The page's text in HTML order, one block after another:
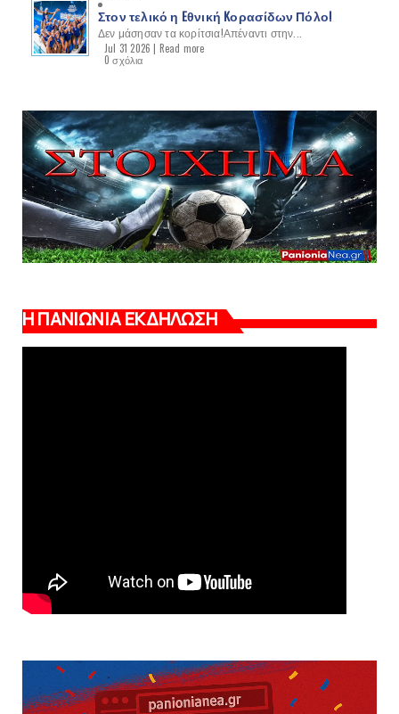
Στον τελικό η Eθνική Kορασίδων Πόλο!
Δεν μάσησαν τα κορίτσια!Απέναντι στην...
Jul 31 2026 | Read more
0 σχόλια
Η ΠΑΝΙΩΝΙΑ ΕΚΔΗΛΩΣΗ